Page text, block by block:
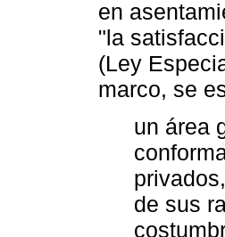
en
"la
(Ley
marco, se
un área
de sus